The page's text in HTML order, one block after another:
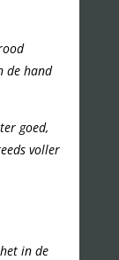
de hand
goed,
voller
in de